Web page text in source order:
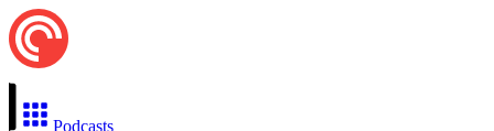
Podcasts